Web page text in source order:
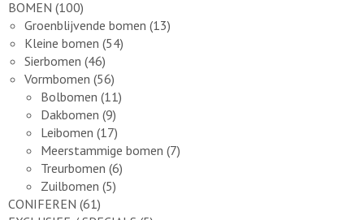
BOMEN (100)
Groenblijvende bomen (13)
Kleine bomen (54)
Sierbomen (46)
Vormbomen (56)
Bolbomen (11)
Dakbomen (9)
Leibomen (17)
Meerstammige bomen (7)
Treurbomen (6)
Zuilbomen (5)
CONIFEREN (61)